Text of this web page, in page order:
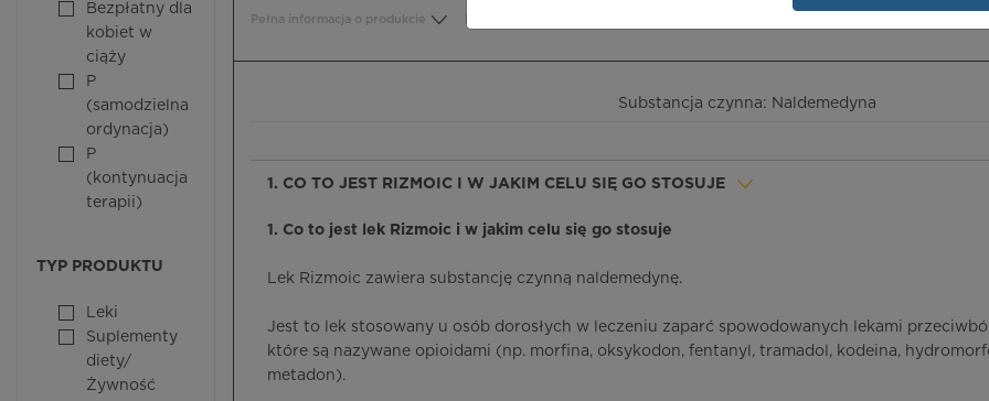
Bezpłatny dla
kobiet w
ciąży
P
(samodzielna
ordynacja)
P
(kontynuacja
terapii)
TYP PRODUKTU
Leki
Suplementy
diety/
Żywność
Pełna informacja o produkcie
Substancja czynna: Naldemedyna
1. CO TO JEST RIZMOIC I W JAKIM CELU SIĘ GO STOSUJE
1. Co to jest lek Rizmoic i w jakim celu się go stosuje
Lek Rizmoic zawiera substancję czynną naldemedynę.
Jest to lek stosowany u osób dorosłych w leczeniu zaparć spowodowanych lekami
które są nazywane opioidami (np. morfina, oksykodon, fentanyl, tramadol, kodeina,
metadon).